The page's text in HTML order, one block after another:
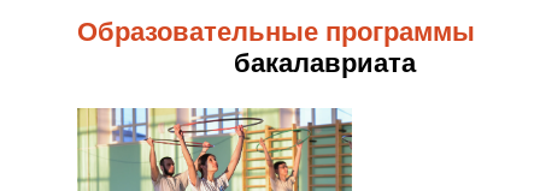
бакалавриата
Образовательные программы